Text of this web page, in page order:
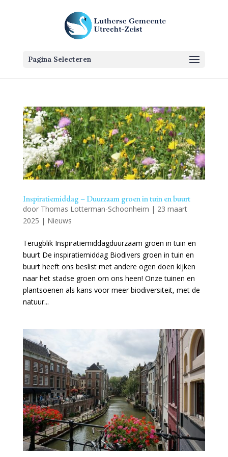
Pagina Selecteren
Inspiratiemiddag – Duurzaam groen in tuin en buurt
door Thomas Lotterman-Schoonheim | 23 maart
2025 | Nieuws
Terugblik Inspiratiemiddagduurzaam groen in tuin en
buurt De inspiratiemiddag Biodivers groen in tuin en
buurt heeft ons beslist met andere ogen doen kijken
naar het stadse groen om ons heen! Onze tuinen en
plantsoenen als kans voor meer biodiversiteit, met de
natuur...